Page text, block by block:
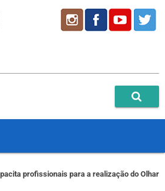
profissionais para a realização do Olhar